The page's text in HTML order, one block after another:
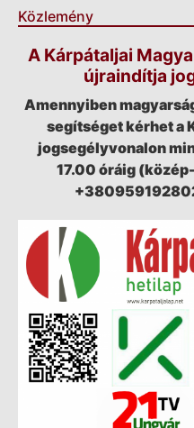
Közlemény
A Kárpátaljai
újraindítja
Amennyiben
segítséget kérhet a
jogsegélyvonalon
17.00 óráig